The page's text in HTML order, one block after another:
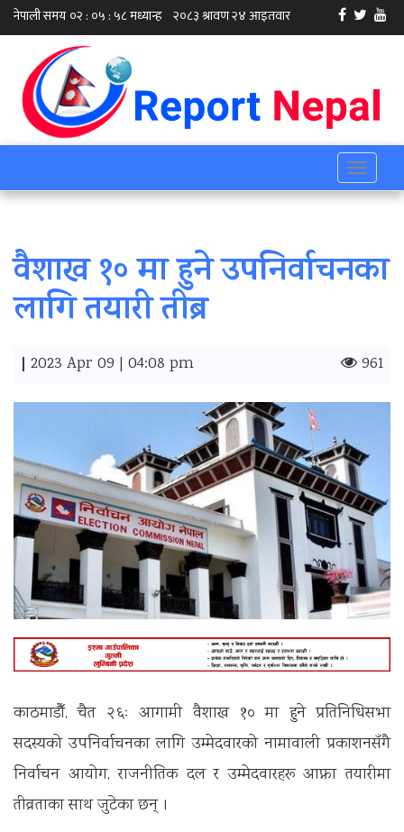
Toggle
वैशाख १० मा हुने उपनिर्वाचनका
लागि तयारी तीब्र
| 2023 Apr 09 | 04:08 pm 961
काठमाडौँ, चैत २६ः आगामी वैशाख १० मा हुने प्रतिनिधिसभा
सदस्यको उपनिर्वाचनका लागि उम्मेदवारको नामावाली प्रकाशनसँगै
निर्वाचन आयोग, राजनीतिक दल र उम्मेदवारहरू आफ्ना तयारीमा
तीव्रताका साथ जुटेका छन् ।